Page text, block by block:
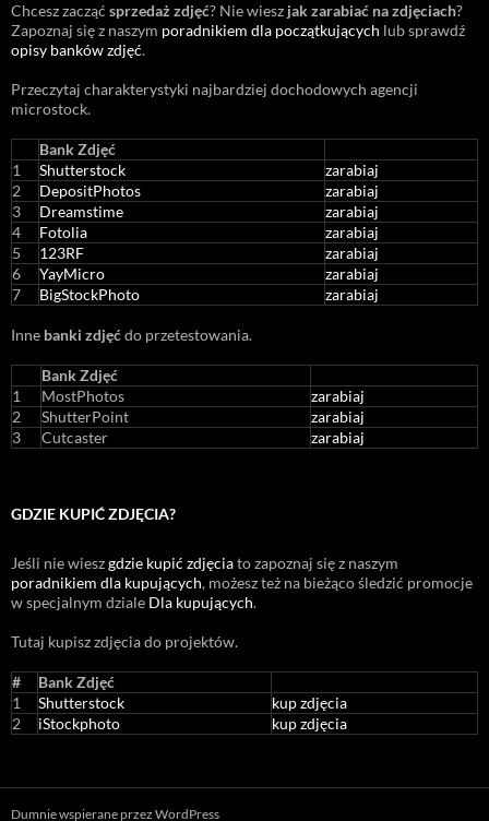
Chcesz zacząć sprzedaż zdjęć? Nie wiesz jak zarabiać na zdjęciach?
Zapoznaj się z naszym poradnikiem dla początkujących lub sprawdź
opisy banków zdjęć.
Przeczytaj charakterystyki najbardziej dochodowych agencji
microstock.
Bank Zdjęć
1
Shutterstock
zarabiaj
2
DepositPhotos
zarabiaj
3
Dreamstime
zarabiaj
4
Fotolia
zarabiaj
5
123RF
zarabiaj
6
YayMicro
zarabiaj
7
BigStockPhoto zarabiaj
Inne banki zdjęćdo przetestowania.
Bank Zdjęć
1
MostPhotos
zarabiaj
2
ShutterPoint
zarabiaj
3
Cutcaster zarabiaj
GDZIE KUPIĆ ZDJĘCIA?
Jeśli nie wieszgdzie kupić zdjęciato zapoznaj się z naszym
poradnikiem dla kupujących, możesz też na bieżąco śledzić promocje
w specjalnym dziale Dla kupujących.
Tutaj kupisz zdjęcia do projektów.
#
Bank Zdjęć
1
Shutterstock
kup zdjęcia
2
iStockphoto kup zdjęcia
Dumnie wspierane przez WordPress